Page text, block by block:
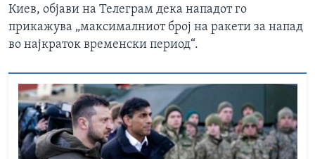
Киев, објави на Телеграм дека нападот го
прикажува „максималниот број на ракети за напад
во најкраток временски период“.